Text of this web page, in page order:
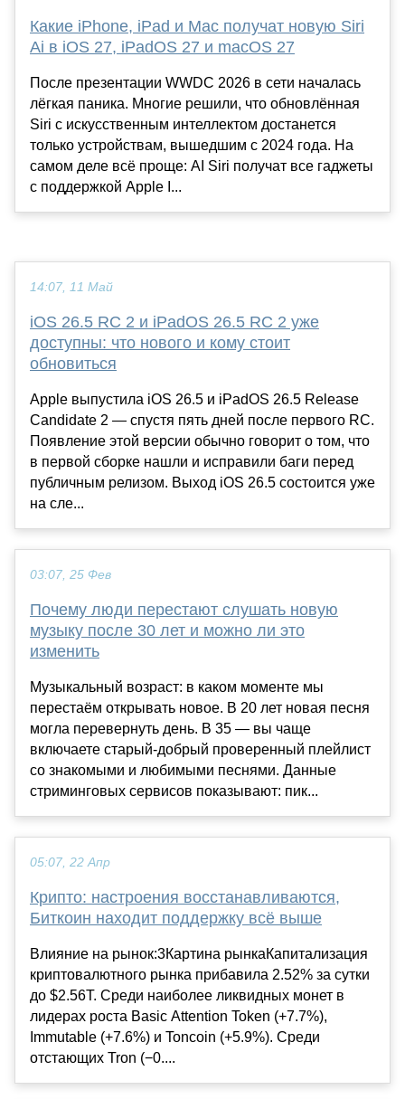
Какие iPhone, iPad и Mac получат новую Siri
Ai в iOS 27, iPadOS 27 и macOS 27
После презентации WWDC 2026 в сети началась
лёгкая паника. Многие решили, что обновлённая
Siri с искусственным интеллектом достанется
только устройствам, вышедшим с 2024 года. На
самом деле всё проще: AI Siri получат все гаджеты
с поддержкой Apple I...
14:07, 11 Май
iOS 26.5 RC 2 и iPadOS 26.5 RC 2 уже
доступны: что нового и кому стоит
обновиться
Apple выпустила iOS 26.5 и iPadOS 26.5 Release
Candidate 2 — спустя пять дней после первого RC.
Появление этой версии обычно говорит о том, что
в первой сборке нашли и исправили баги перед
публичным релизом. Выход iOS 26.5 состоится уже
на сле...
03:07, 25 Фев
Почему люди перестают слушать новую
музыку после 30 лет и можно ли это
изменить
Музыкальный возраст: в каком моменте мы
перестаём открывать новое. В 20 лет новая песня
могла перевернуть день. В 35 — вы чаще
включаете старый-добрый проверенный плейлист
со знакомыми и любимыми песнями. Данные
стриминговых сервисов показывают: пик...
05:07, 22 Апр
Крипто: настроения восстанавливаются,
Биткоин находит поддержку всё выше
Влияние на рынок:3Картина рынкаКапитализация
криптовалютного рынка прибавила 2.52% за сутки
до $2.56T. Среди наиболее ликвидных монет в
лидерах роста Basic Attention Token (+7.7%),
Immutable (+7.6%) и Toncoin (+5.9%). Среди
отстающих Tron (−0....